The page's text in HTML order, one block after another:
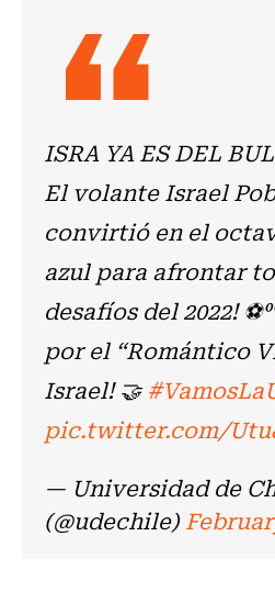
ISRA YA ES DEL
El volante Israel
convirtió en el
azul para afrontar
desafíos del 2022!
por el “Romántico
Israel! 🤝
pic.twitter.com/
— Universidad de
(@udechile)